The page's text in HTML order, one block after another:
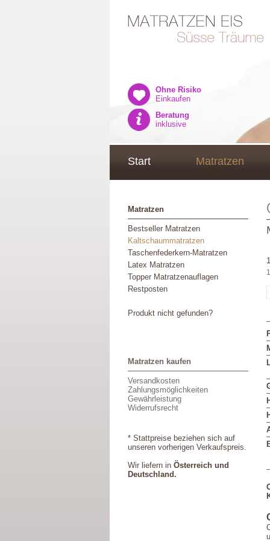
Ohne Risiko
Einkaufen
Beratung
inklusive
Start Matratzen
Matratzen
Bestseller Matratzen
Kaltschaummatratzen
Taschenfederkern-Matratzen
Latex Matratzen
Topper Matratzenauflagen
Restposten
Produkt nicht gefunden?
Matratzen kaufen
Versandkosten
Zahlungsmöglichkeiten
Gewährleistung
Widerrufsrecht
* Stattpreise beziehen sich auf
unseren vorherigen Verkaufspreis.
Wir liefern in Österreich und
Deutschland.